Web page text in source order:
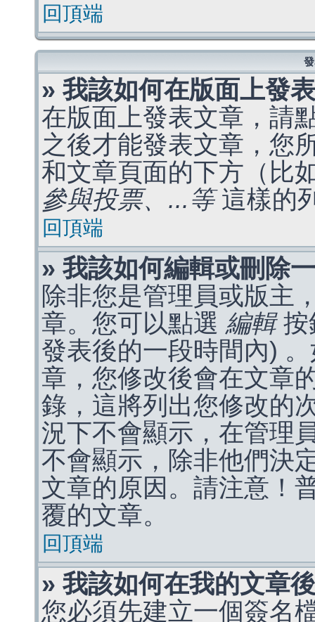
回頂端
» 我該如何在版面上發
在版面上發表文章，請
之後才能發表文章，您
和文章頁面的下方（比
參與投票、...等這樣的
回頂端
» 我該如何編輯或刪除
除非您是管理員或版主
章。您可以點選 編輯按
發表後的一段時間內)
章，您修改後會在文章
錄，這將列出您修改的
況下不會顯示，在管理
不會顯示，除非他們決
文章的原因。請注意！
覆的文章。
回頂端
» 我該如何在我的文章
您必須先建立一個簽名